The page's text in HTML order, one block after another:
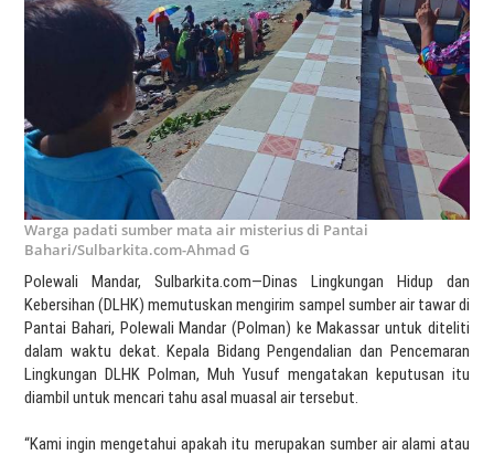
Warga padati sumber mata air misterius di Pantai
Bahari/Sulbarkita.com-Ahmad G
Polewali Mandar, Sulbarkita.com—Dinas Lingkungan Hidup dan
Kebersihan (DLHK) memutuskan mengirim sampel sumber air tawar di
Pantai Bahari, Polewali Mandar (Polman) ke Makassar untuk diteliti
dalam waktu dekat. Kepala Bidang Pengendalian dan Pencemaran
Lingkungan DLHK Polman, Muh Yusuf mengatakan keputusan itu
diambil untuk mencari tahu asal muasal air tersebut.
“Kami ingin mengetahui apakah itu merupakan sumber air alami atau